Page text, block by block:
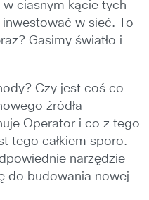
ciasnym kącie tych
w sieć. To
Gasimy światło i
Czy jest coś co
źródła
Operator i co z tego
tego całkiem sporo.
narzędzie
do budowania nowej